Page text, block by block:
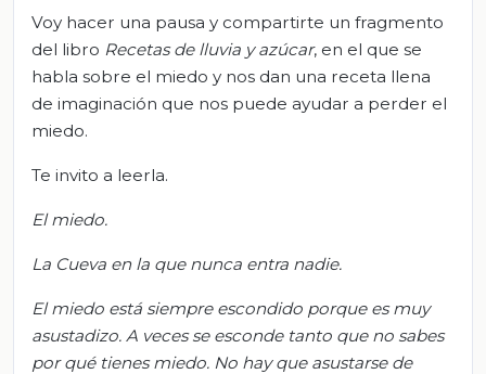
Voy hacer una pausa y compartirte un fragmento
del libro Recetas de lluvia y azúcar, en el que se
habla sobre el miedo y nos dan una receta llena
de imaginación que nos puede ayudar a perder el
miedo.
Te invito a leerla.
El miedo.
La Cueva en la que nunca entra nadie.
El miedo está siempre escondido porque es muy
asustadizo. A veces se esconde tanto que no sabes
por qué tienes miedo. No hay que asustarse de